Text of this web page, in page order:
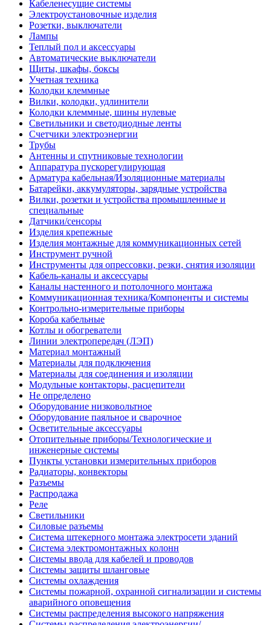
Кабеленесущие системы
Электроустановочные изделия
Розетки, выключатели
Лампы
Теплый пол и аксессуары
Автоматические выключатели
Щиты, шкафы, боксы
Учетная техника
Колодки клеммные
Вилки, колодки, удлинители
Колодки клеммные, шины нулевые
Светильники и светодиодные ленты
Счетчики электроэнергии
Трубы
Антенны и спутниковые технологии
Аппаратура пускорегулирующая
Арматура кабельная/Изоляционные материалы
Батарейки, аккумуляторы, зарядные устройства
Вилки, розетки и устройства промышленные и
специальные
Датчики/сенсоры
Изделия крепежные
Изделия монтажные для коммуникационных сетей
Инструмент ручной
Инструменты для опрессовки, резки, снятия изоляции
Кабель-каналы и аксессуары
Каналы настенного и потолочного монтажа
Коммуникационная техника/Компоненты и системы
Контрольно-измерительные приборы
Короба кабельные
Котлы и обогреватели
Линии электропередач (ЛЭП)
Материал монтажный
Материалы для подключения
Материалы для соединения и изоляции
Модульные контакторы, расцепители
Не определено
Оборудование низковольтное
Оборудование паяльное и сварочное
Осветительные аксессуары
Отопительные приборы/Технологические и
инженерные системы
Пункты установки измерительных приборов
Радиаторы, конвекторы
Разъемы
Распродажа
Реле
Светильники
Силовые разъемы
Система штекерного монтажа электросети зданий
Система электромонтажных колонн
Системы ввода для кабелей и проводов
Системы защиты шланговые
Системы охлаждения
Системы пожарной, охранной сигнализации и системы
аварийного оповещения
Системы распределения высокого напряжения